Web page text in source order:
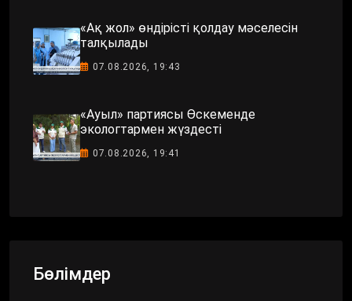
«Ақ жол» өндірісті қолдау мәселесін
талқылады
07.08.2026, 19:43
«Ауыл» партиясы Өскеменде
экологтармен жүздесті
07.08.2026, 19:41
Бөлімдер